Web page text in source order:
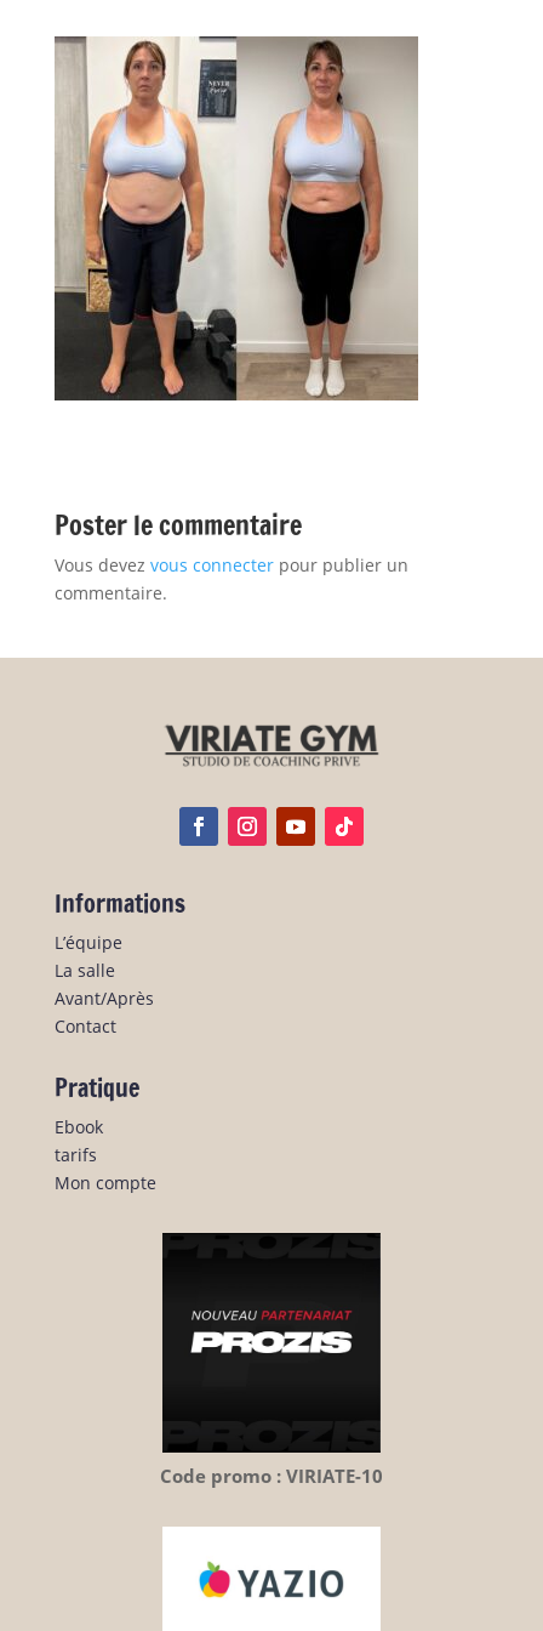
Poster le commentaire
Vous devez vous connecterpour publier un
commentaire.
Informations
L’équipe
La salle
Avant/Après
Contact
Pratique
Ebook
tarifs
Mon compte
Code promo : VIRIATE-10